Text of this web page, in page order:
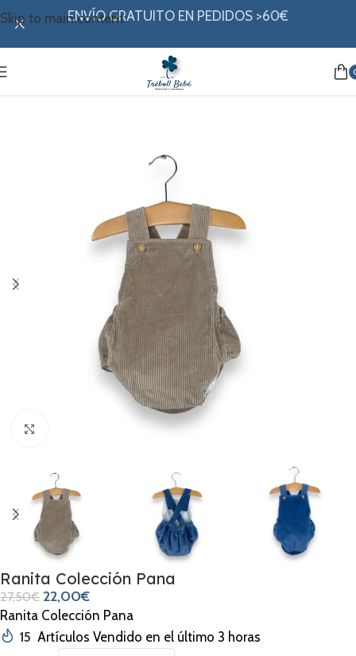
Skip to main contentENVÍO GRATUITO EN PEDIDOS >60€
Colección invierno
Ranita Colección Pana
27,50€ 22,00€
Ranita Colección Pana
15 Artículos Vendido en el último 3 horas